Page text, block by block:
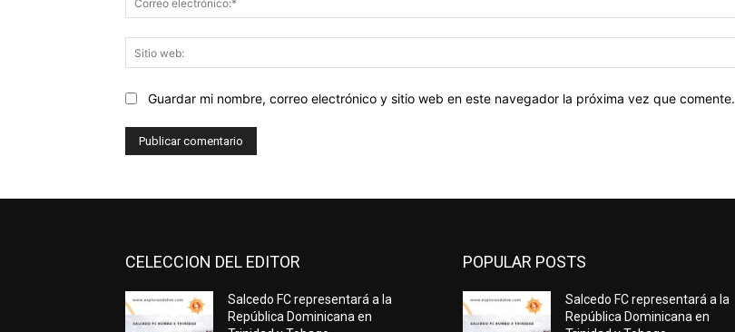
Guardar mi nombre, correo electrónico y sitio web en este navegador la próxima vez que comente.
CELECCION DEL EDITOR
Salcedo FC representará a la
República Dominicana en
POPULAR POSTS
Salcedo FC representará a la
República Dominicana en